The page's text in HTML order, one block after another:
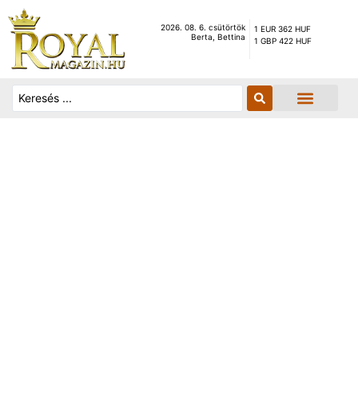
2026. 08. 6. csütörtök
Berta, Bettina
1 EUR 362 HUF
1 GBP 422 HUF